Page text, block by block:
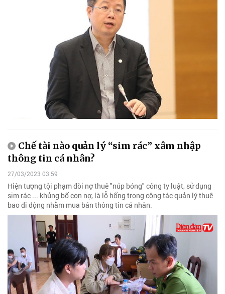
Chế tài nào quản lý “sim rác” xâm nhập
thông tin cá nhân?
27/03/2023 03:59
Hiện tượng tội phạm đòi nợ thuê "núp bóng" công ty luật, sử dụng
sim rác ... khủng bố con nợ, là lỗ hổng trong công tác quản lý thuê
bao di động nhằm mua bán thông tin cá nhân.